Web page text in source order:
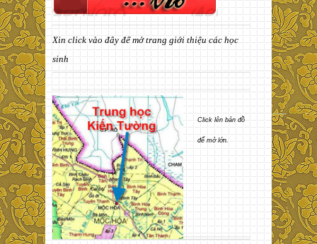
Xin click vào đây để mở trang giới thiệu các học
sinh
Click lên bản đồ
để mở lớn.